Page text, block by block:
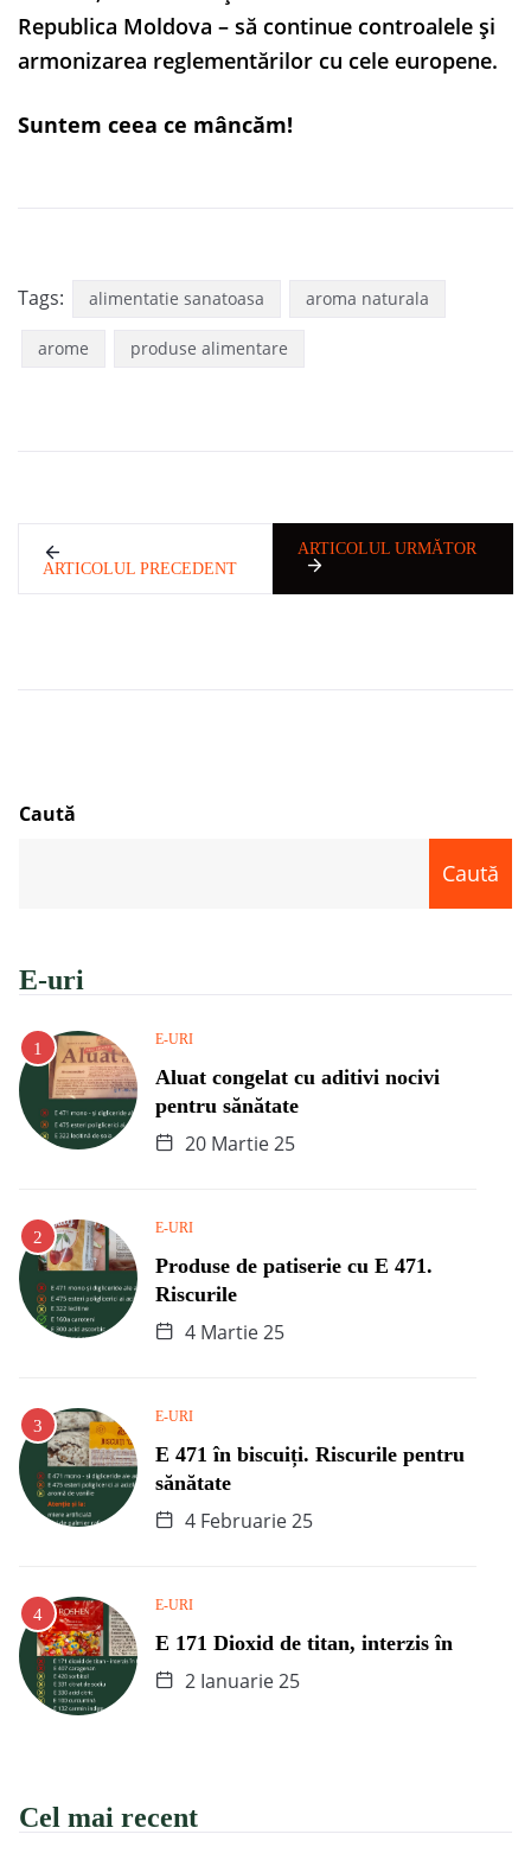
Republica Moldova – să continue controalele și
armonizarea reglementărilor cu cele europene.
Suntem ceea ce mâncăm!
Tags: alimentatie sanatoasa aroma naturala
arome produse alimentare
ARTICOLUL PRECEDENT
ARTICOLUL URMĂTOR
Caută
Caută
E-uri
E-URI
Aluat congelat cu aditivi nocivi
pentru sănătate
20 Martie 25
E-URI
Produse de patiserie cu E 471.
Riscurile
4 Martie 25
E-URI
E 471 în biscuiți. Riscurile pentru
sănătate
4 Februarie 25
E-URI
E 171 Dioxid de titan, interzis în
2 Ianuarie 25
Cel mai recent